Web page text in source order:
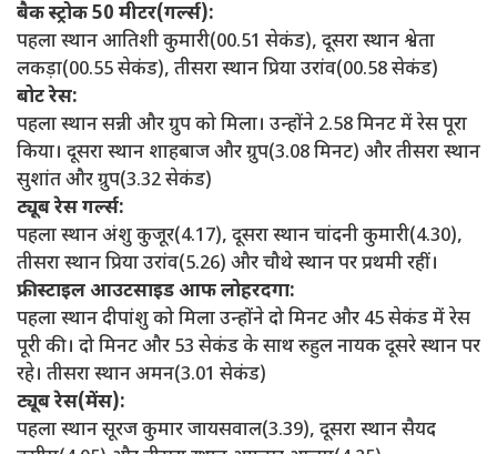
बैक स्ट्रोक 50 मीटर(गर्ल्स):
पहला स्थान आतिशी कुमारी(00.51 सेकंड), दूसरा स्थान श्वेता
लकड़ा(00.55 सेकंड), तीसरा स्थान प्रिया उरांव(00.58 सेकंड)
बोट रेस:
पहला स्थान सन्नी और ग्रुप को मिला। उन्होंने 2.58 मिनट में रेस पूरा
किया। दूसरा स्थान शाहबाज और ग्रुप(3.08 मिनट) और तीसरा स्थान
सुशांत और ग्रुप(3.32 सेकंड)
ट्यूब रेस गर्ल्स:
पहला स्थान अंशु कुजूर(4.17), दूसरा स्थान चांदनी कुमारी(4.30),
तीसरा स्थान प्रिया उरांव(5.26) और चौथे स्थान पर प्रथमी रहीं।
फ्रीस्टाइल आउटसाइड आफ लोहरदगा:
पहला स्थान दीपांशु को मिला उन्होंने दो मिनट और 45 सेकंड में रेस
पूरी की। दो मिनट और 53 सेकंड के साथ रुहुल नायक दूसरे स्थान पर
रहे। तीसरा स्थान अमन(3.01 सेकंड)
ट्यूब रेस(मेंस):
पहला स्थान सूरज कुमार जायसवाल(3.39), दूसरा स्थान सैयद